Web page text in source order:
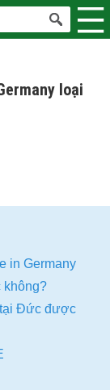
loại
in Germany
không?
tại Đức được